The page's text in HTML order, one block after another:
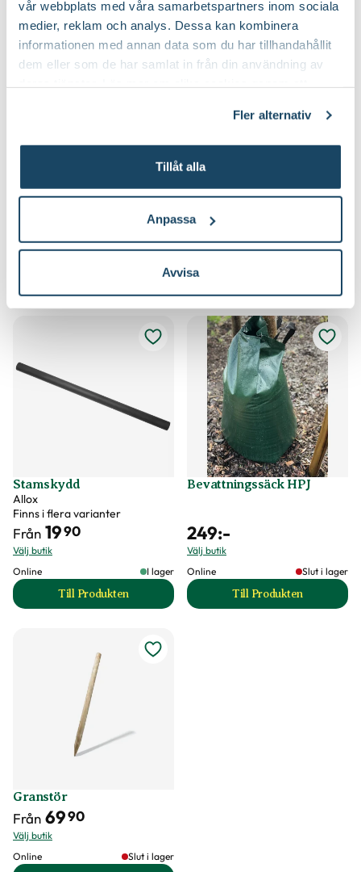
vår webbplats med våra samarbetspartners inom sociala
medier, reklam och analys. Dessa kan kombinera
informationen med annan data som du har tillhandahållit
dem eller som de har samlat in från din användning av
Fler alternativ
Tillåt alla
Anpassa
Avvisa
Träduppbindare
Nelson Garden
Välj butik
Juteband
Blomsterlandet
59 90
Välj butik
Stamskydd
Allox
Finns i flera varianter
Från 1990
Välj butik
Online
I lager
Till Produkten
till Stamskydd produktsida
Bevattningssäck HPJ
249:-
Välj butik
Online
Slut i lager
Till Produkten
till
Granstör
Från 6990
Välj butik
Online
Slut i lager